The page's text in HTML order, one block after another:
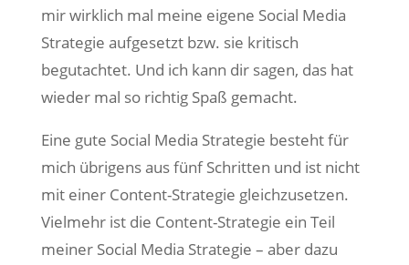
mir wirklich mal meine eigene Social Media
Strategie aufgesetzt bzw. sie kritisch
begutachtet. Und ich kann dir sagen, das hat
wieder mal so richtig Spaß gemacht.
Eine gute Social Media Strategie besteht für
mich übrigens aus fünf Schritten und ist nicht
mit einer Content-Strategie gleichzusetzen.
Vielmehr ist die Content-Strategie ein Teil
meiner Social Media Strategie – aber dazu